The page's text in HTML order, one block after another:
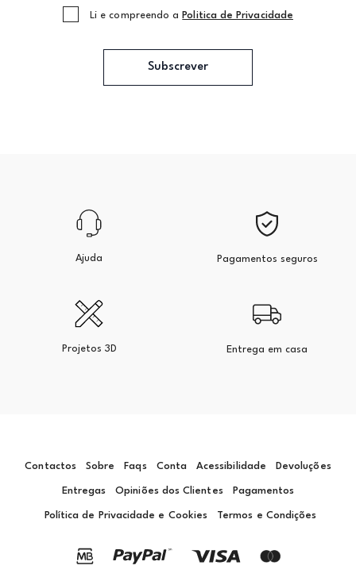
Li e compreendo a Politica de Privacidade
Subscrever
Ajuda Pagamentos seguros
Projetos 3D Entrega em casa
Contactos Sobre Faqs Conta Acessibilidade Devoluções
Entregas Opiniões dos Clientes Pagamentos
Política de Privacidade e Cookies Termos e Condições